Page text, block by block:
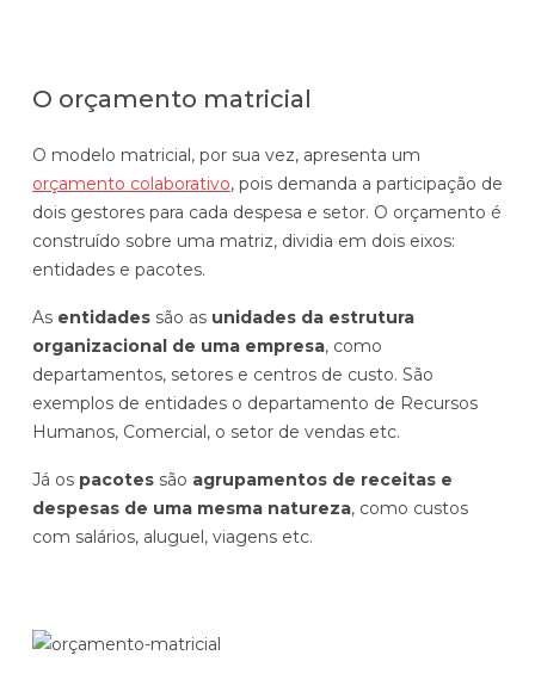
O orçamento matricial
O modelo matricial, por sua vez, apresenta um
orçamento colaborativo, pois demanda a participação de
dois gestores para cada despesa e setor. O orçamento é
construído sobre uma matriz, dividia em dois eixos:
entidades e pacotes.
As entidades são as unidades da estrutura
organizacional de uma empresa, como
departamentos, setores e centros de custo. São
exemplos de entidades o departamento de Recursos
Humanos, Comercial, o setor de vendas etc.
Já os pacotes são agrupamentos de receitas e
despesas de uma mesma natureza, como custos
com salários, aluguel, viagens etc.